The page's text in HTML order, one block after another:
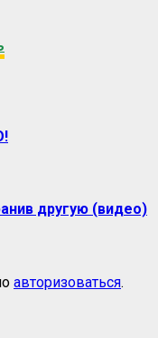
другую (видео)
авторизоваться.